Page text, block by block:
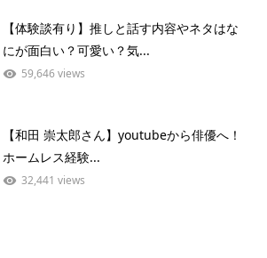
【体験談有り】推しと話す内容やネタはな
にが面白い？可愛い？気...
59,646 views
【和田 崇太郎さん】youtubeから俳優へ！
ホームレス経験...
32,441 views